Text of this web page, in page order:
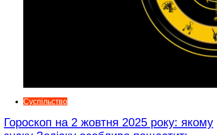
Суспільство
Гороскоп на 2 жовтня 2025 року: якому